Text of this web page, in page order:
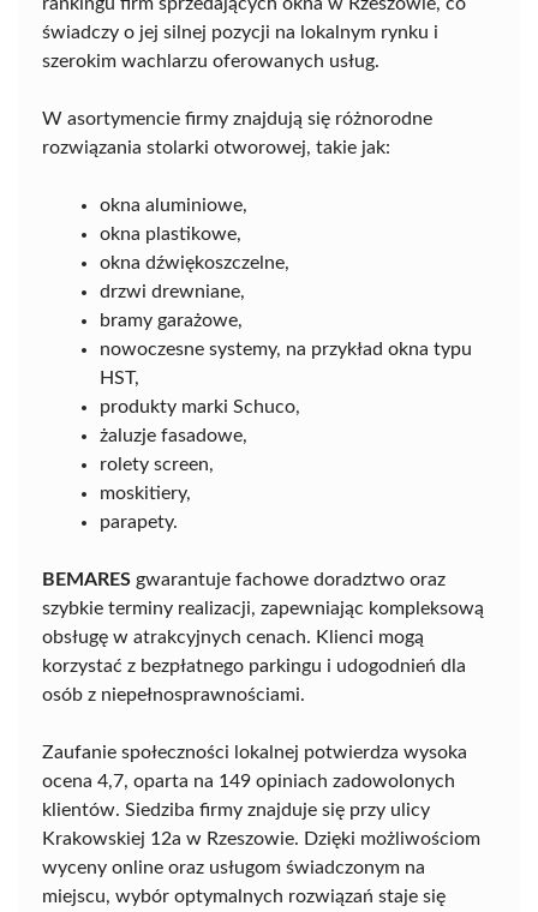
świadczy o jej silnej pozycji na lokalnym rynku i
szerokim wachlarzu oferowanych usług.
W asortymencie firmy znajdują się różnorodne
rozwiązania stolarki otworowej, takie jak:
okna aluminiowe,
okna plastikowe,
okna dźwiękoszczelne,
drzwi drewniane,
bramy garażowe,
nowoczesne systemy, na przykład okna typu
HST,
produkty marki Schuco,
żaluzje fasadowe,
rolety screen,
moskitiery,
parapety.
BEMARES gwarantuje fachowe doradztwo oraz
szybkie terminy realizacji, zapewniając kompleksową
obsługę w atrakcyjnych cenach. Klienci mogą
korzystać z bezpłatnego parkingu i udogodnień dla
osób z niepełnosprawnościami.
Zaufanie społeczności lokalnej potwierdza wysoka
ocena 4,7, oparta na 149 opiniach zadowolonych
klientów. Siedziba firmy znajduje się przy ulicy
Krakowskiej 12a w Rzeszowie. Dzięki możliwościom
wyceny online oraz usługom świadczonym na
miejscu, wybór optymalnych rozwiązań staje się